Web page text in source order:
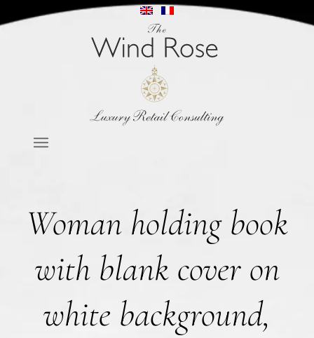
Woman holding book
with blank cover on
white background,